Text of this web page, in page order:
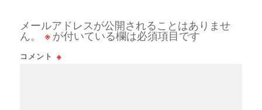
メールアドレスが公開されることはありませ
ん。
※ が付いている欄は必須項目です
コメント ※